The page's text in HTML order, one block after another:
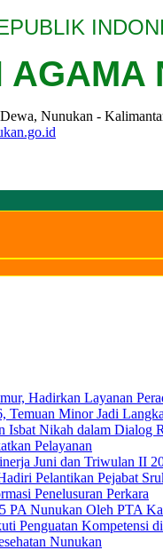
AGAMA
Nunukan -
Hadirkan Layanan
Minor Jadi
Isbat Nikah dalam Dialog
Pelayanan
Juni dan Triwulan II
Pelantikan Pejabat
Penelusuran Perkara
PA Nunukan Oleh PTA
Penguatan Kompetensi
Nunukan